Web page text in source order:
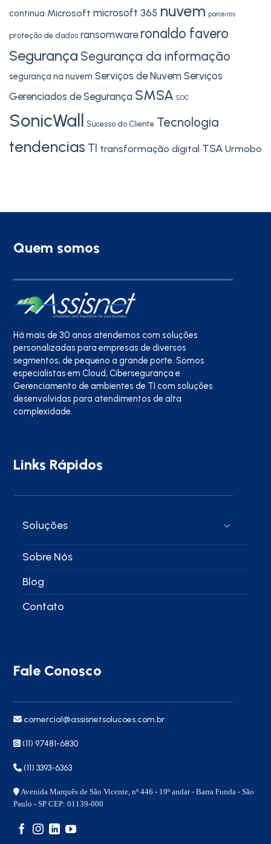
continua Microsoft microsoft 365 nuvem parceiros
proteção de dados ransomware ronaldo favero
Segurança Segurança da informação
segurança na nuvem Serviços de Nuvem Serviços
Gerenciados de Segurança SMSA SOC
SonicWall Sucesso do Cliente Tecnologia
tendencias TI transformação digital TSA Urmobo
Quem somos
Há mais de 30 anos atendemos com soluções
personalizadas para empresas de diversos
segmentos, de pequeno a grande porte. Somos
especialistas em Cloud, Cibersegurança e
Gerenciamento de ambientes de TI com soluções
desenvolvidas para atendimentos de alta
complexidade.
Links Rápidos
Soluções
Sobre Nós
Blog
Contato
Fale Conosco
comercial@assisnetsolucoes.com.br
(11) 97481-6830
(11) 3393-6363
Avenida Marquês de São Vicente, nº 446 - 19º andar - Barra Funda - São
Paulo - SP CEP: 01139-000